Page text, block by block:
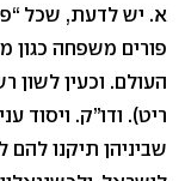
א. יש לדעת, שכל
פורים משפחה כגון
העולם. וכעין לשון
ריט). ודו”ק. ויסוד
שביניהן תיקנו